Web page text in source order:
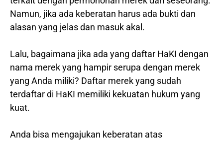
Namun, jika ada keberatan harus ada bukti dan
alasan yang jelas dan masuk akal.
Lalu, bagaimana jika ada yang daftar HaKI dengan
nama merek yang hampir serupa dengan merek
yang Anda miliki? Daftar merek yang sudah
terdaftar di HaKI memiliki kekuatan hukum yang
kuat.
Anda bisa mengajukan keberatan atas